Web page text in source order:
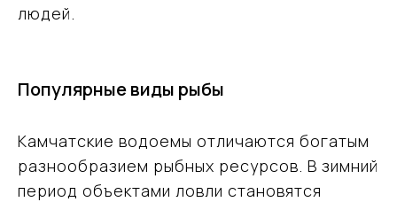
людей.
Популярные виды рыбы
Камчатские водоемы отличаются богатым
разнообразием рыбных ресурсов. В зимний
период объектами ловли становятся